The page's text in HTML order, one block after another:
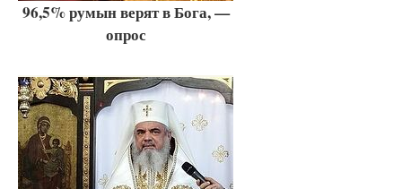
96,5% румын верят в Бога, —
опрос